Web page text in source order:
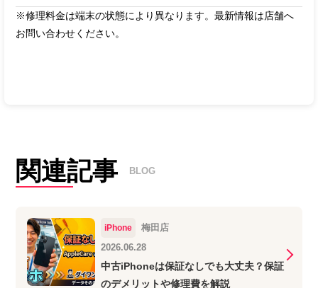
※修理料金は端末の状態により異なります。最新情報は店舗へ
お問い合わせください。
関連記事 BLOG
iPhone
梅田店
2026.06.28
中古iPhoneは保証なしでも大丈夫？保証
のデメリットや修理費を解説